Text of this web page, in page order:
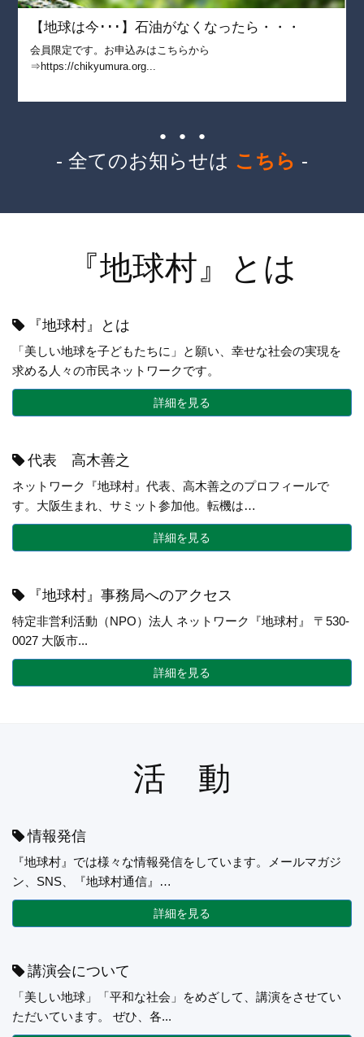
【地球は今･･･】石油がなくなったら・・・
会員限定です。お申込みはこちらから
⇒https://chikyumura.org...
● ● ●
- 全てのお知らせは こちら -
『地球村』とは
『地球村』とは
「美しい地球を子どもたちに」と願い、幸せな社会の実現を
求める人々の市民ネットワークです。
詳細を見る
代表 高木善之
ネットワーク『地球村』代表、高木善之のプロフィールで
す。大阪生まれ、サミット参加他。転機は…
詳細を見る
『地球村』事務局へのアクセス
特定非営利活動（NPO）法人 ネットワーク『地球村』 〒530-
0027 大阪市...
詳細を見る
活 動
情報発信
『地球村』では様々な情報発信をしています。メールマガジ
ン、SNS、『地球村通信』…
詳細を見る
講演会について
「美しい地球」「平和な社会」をめざして、講演をさせてい
ただいています。 ぜひ、各...